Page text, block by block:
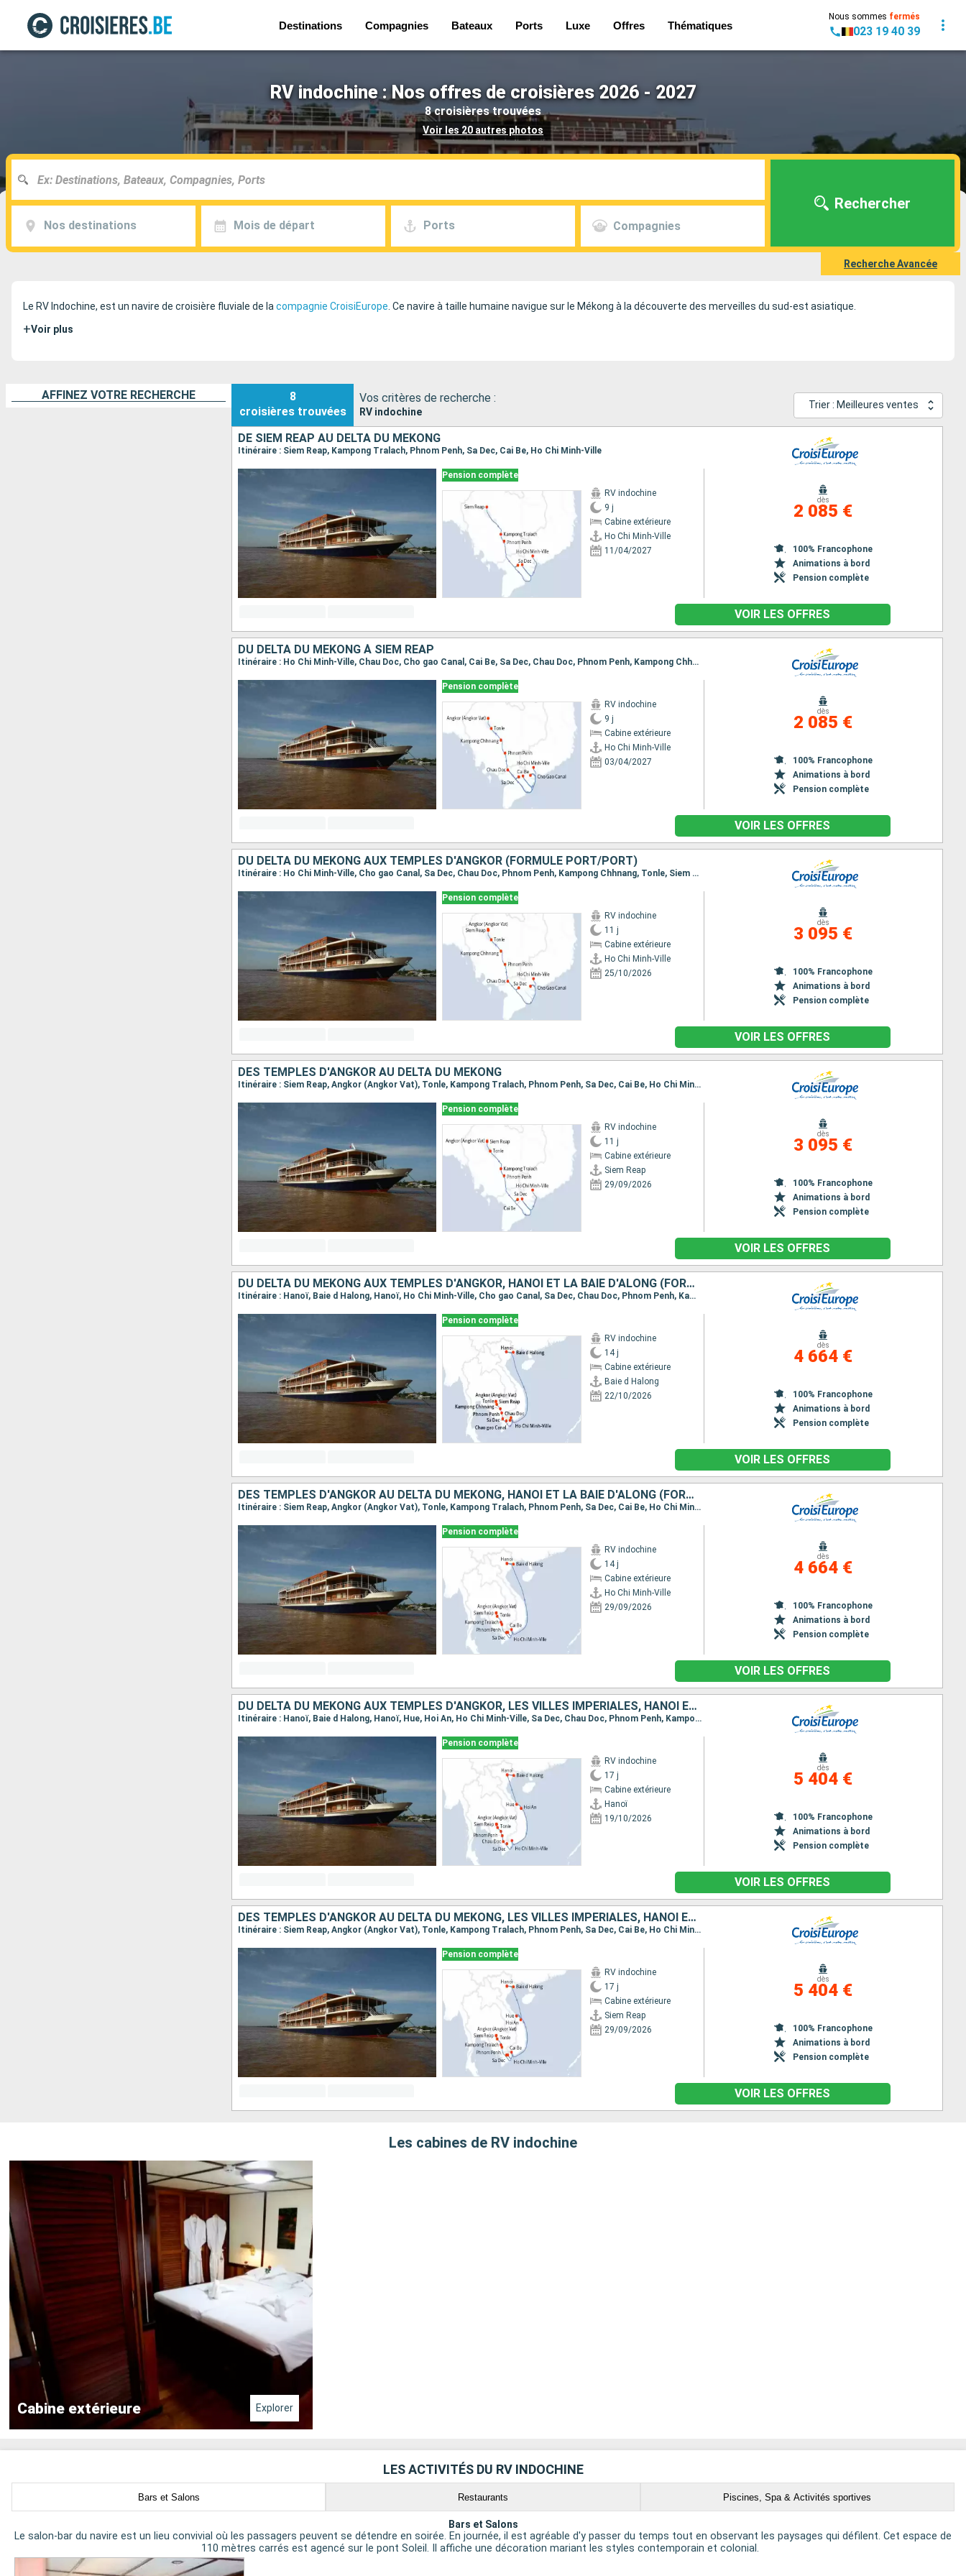
Destinations Compagnies Bateaux Ports Luxe Offres Thématiques
Nous sommes fermés
023 19 40 39
RV indochine : Nos offres de croisières 2026 - 2027
8 croisières trouvées
Voir les 20 autres photos
Nos destinations Mois de départ Ports Compagnies
Rechercher
Recherche Avancée
Le RV Indochine, est un navire de croisière fluviale de la compagnie CroisiEurope . Ce navire à taille humaine navigue sur le Mékong à la découverte des merveilles du sud-est asiatique.
+Voir plus
AFFINEZ VOTRE RECHERCHE
8
croisières trouvées
Vos critères de recherche :
RV indochine
Trier : Meilleures ventes
DE SIEM REAP AU DELTA DU MÉKONG
Itinéraire : Siem Reap, Kampong Tralach, Phnom Penh, Sa Dec, Cai Be, Ho Chi Minh-Ville
Pension complète
RV indochine
9 j
Cabine extérieure
Ho Chi Minh-Ville
11/04/2027
dès
2 085 €
100% Francophone
Animations à bord
Pension complète
VOIR LES OFFRES
DU DELTA DU MÉKONG À SIEM REAP
Itinéraire : Ho Chi Minh-Ville, Chau Doc, Cho gao Canal, Cai Be, Sa Dec, Chau Doc, Phnom Penh, Kampong Chhnang, Tonle, Angkor (Angkor Vat)
Pension complète
RV indochine
9 j
Cabine extérieure
Ho Chi Minh-Ville
03/04/2027
dès
2 085 €
100% Francophone
Animations à bord
Pension complète
VOIR LES OFFRES
DU DELTA DU MÉKONG AUX TEMPLES D'ANGKOR (FORMULE PORT/PORT)
Itinéraire : Ho Chi Minh-Ville, Cho gao Canal, Sa Dec, Chau Doc, Phnom Penh, Kampong Chhnang, Tonle, Siem Reap, Angkor (Angkor Vat), Siem Reap
Pension complète
RV indochine
11 j
Cabine extérieure
Ho Chi Minh-Ville
25/10/2026
dès
3 095 €
100% Francophone
Animations à bord
Pension complète
VOIR LES OFFRES
DES TEMPLES D'ANGKOR AU DELTA DU MÉKONG
Itinéraire : Siem Reap, Angkor (Angkor Vat), Tonle, Kampong Tralach, Phnom Penh, Sa Dec, Cai Be, Ho Chi Minh-Ville
Pension complète
RV indochine
11 j
Cabine extérieure
Siem Reap
29/09/2026
dès
3 095 €
100% Francophone
Animations à bord
Pension complète
VOIR LES OFFRES
DU DELTA DU MÉKONG AUX TEMPLES D'ANGKOR, HANOÏ ET LA BAIE D'ALONG (FORMULE PORT/PORT)
Itinéraire : Hanoï, Baie d Halong, Hanoï, Ho Chi Minh-Ville, Cho gao Canal, Sa Dec, Chau Doc, Phnom Penh, Kampong Chhnang, Tonle, Siem Reap, Angkor (Angkor Vat), Siem Reap
Pension complète
RV indochine
14 j
Cabine extérieure
Baie d Halong
22/10/2026
dès
4 664 €
100% Francophone
Animations à bord
Pension complète
VOIR LES OFFRES
DES TEMPLES D'ANGKOR AU DELTA DU MÉKONG, HANOÏ ET LA BAIE D'ALONG (FORMULE PORT/PORT)
Itinéraire : Siem Reap, Angkor (Angkor Vat), Tonle, Kampong Tralach, Phnom Penh, Sa Dec, Cai Be, Ho Chi Minh-Ville, Hanoï, Baie d Halong, Hanoï
Pension complète
RV indochine
14 j
Cabine extérieure
Ho Chi Minh-Ville
29/09/2026
dès
4 664 €
100% Francophone
Animations à bord
Pension complète
VOIR LES OFFRES
DU DELTA DU MÉKONG AUX TEMPLES D'ANGKOR, LES VILLES IMPÉRIALES, HANOÏ ET LA BAIE D'ALONG (FORMULE PORT/PORT)
Itinéraire : Hanoï, Baie d Halong, Hanoï, Hue, Hoi An, Ho Chi Minh-Ville, Sa Dec, Chau Doc, Phnom Penh, Kampong Chhnang, Tonle, Siem Reap, Angkor (Angkor Vat), Siem Reap
Pension complète
RV indochine
17 j
Cabine extérieure
Hanoï
19/10/2026
dès
5 404 €
100% Francophone
Animations à bord
Pension complète
VOIR LES OFFRES
DES TEMPLES D'ANGKOR AU DELTA DU MÉKONG, LES VILLES IMPÉRIALES, HANOÏ ET LA BAIE D'ALONG
Itinéraire : Siem Reap, Angkor (Angkor Vat), Tonle, Kampong Tralach, Phnom Penh, Sa Dec, Cai Be, Ho Chi Minh-Ville, Hue, Hoi An, Hanoï, Baie d Halong, Hanoï
Pension complète
RV indochine
17 j
Cabine extérieure
Siem Reap
29/09/2026
dès
5 404 €
100% Francophone
Animations à bord
Pension complète
VOIR LES OFFRES
Les cabines de RV indochine
Cabine extérieure Explorer
LES ACTIVITÉS DU RV INDOCHINE
Bars et Salons Restaurants Piscines, Spa & Activités sportives
Bars et Salons
Le salon-bar du navire est un lieu convivial où les passagers peuvent se détendre en soirée. En journée, il est agréable d'y passer du temps tout en observant les paysages qui défilent. Cet espace de
110 mètres carrés est agencé sur le pont Soleil. Il affiche une décoration mariant les styles contemporain et colonial.